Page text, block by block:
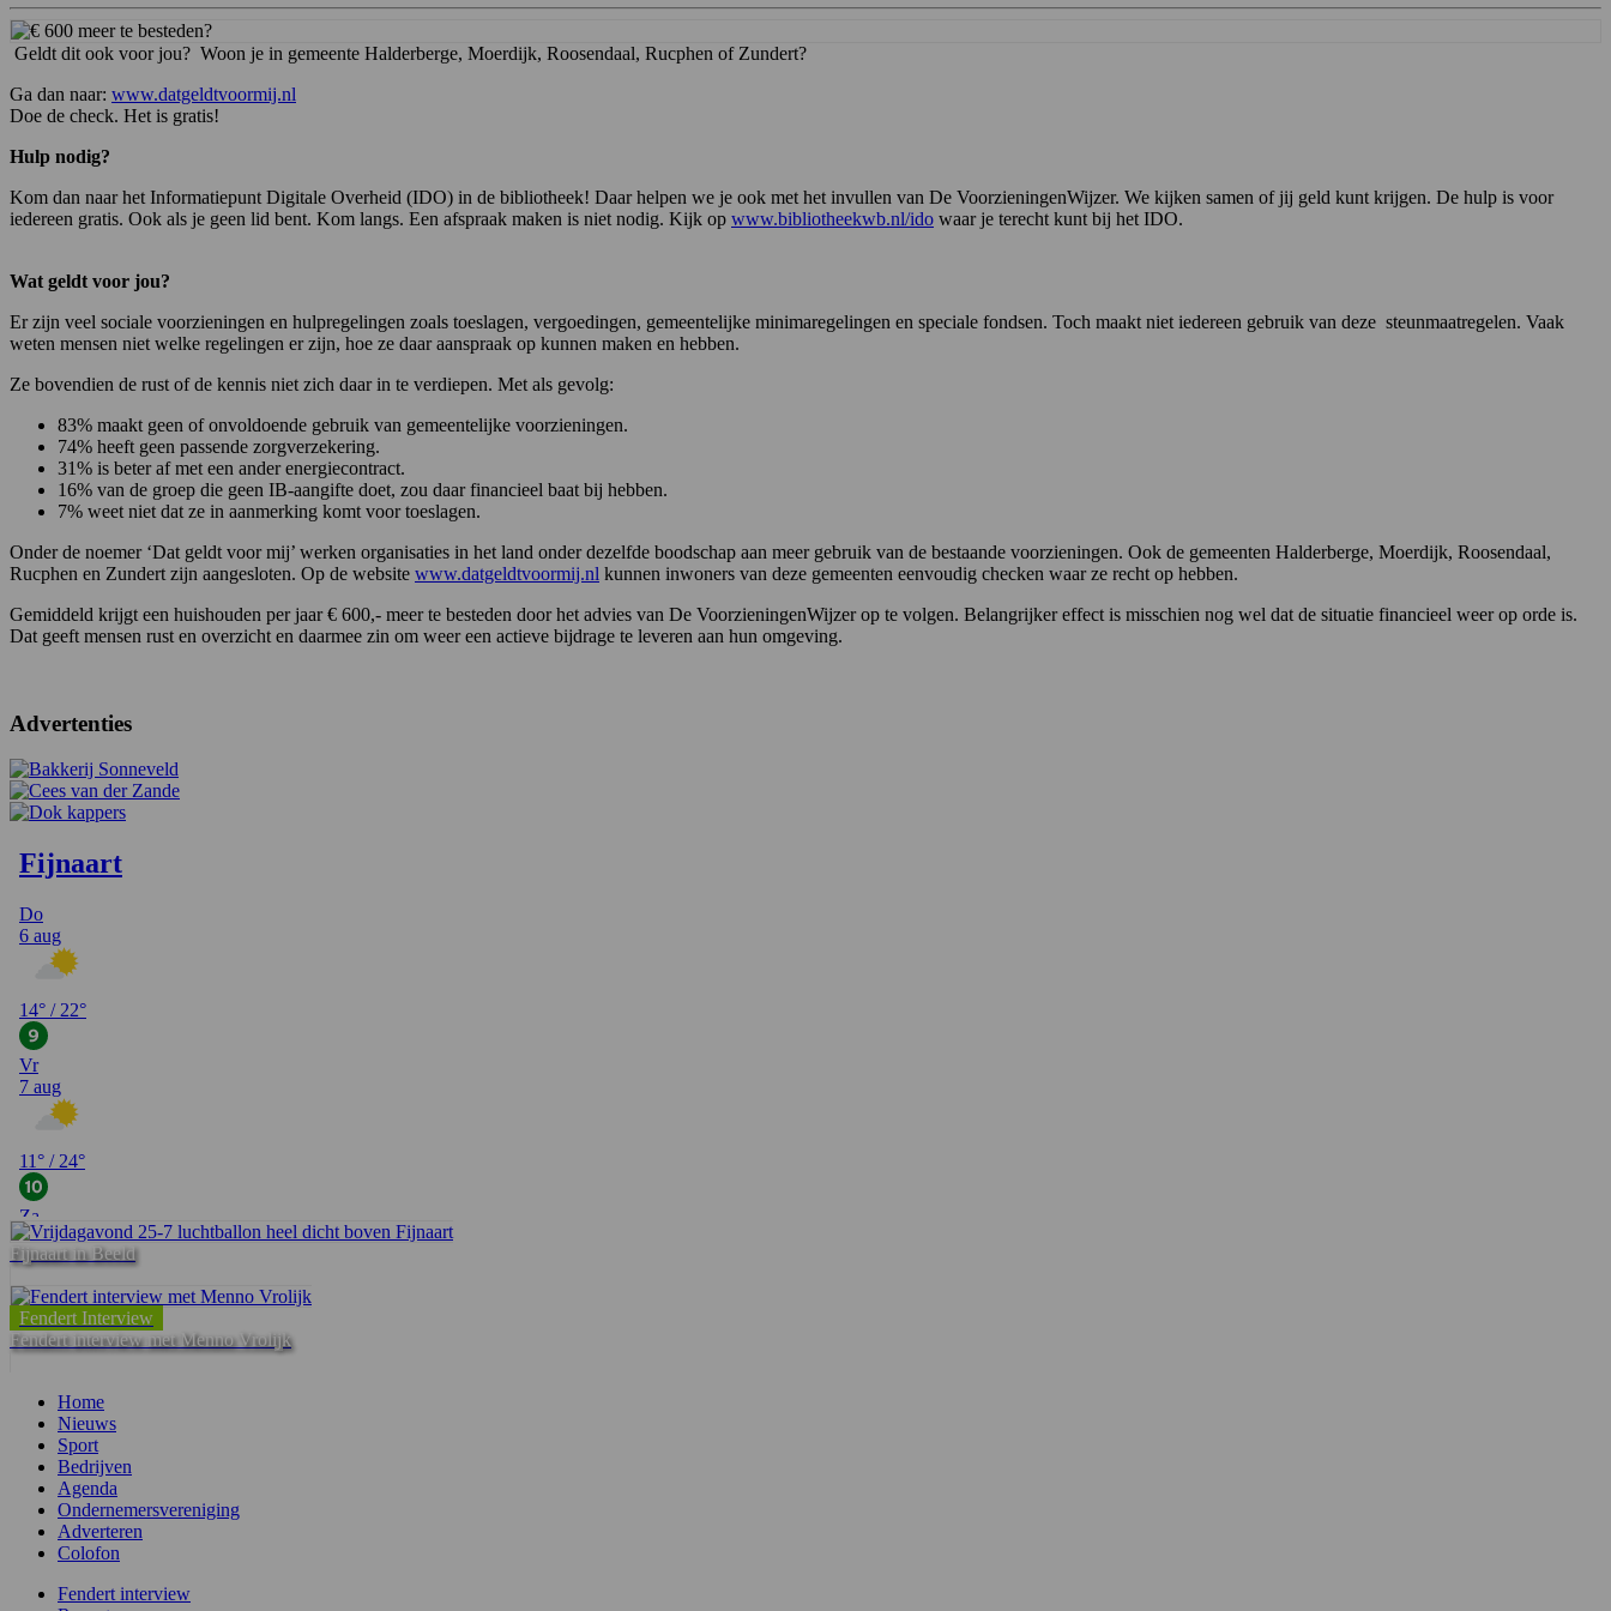
Geldt dit ook voor jou? Woon je in gemeente Halderberge, Moerdijk, Roosendaal, Rucphen of Zundert?
Ga dan naar: www.datgeldtvoormij.nl
Doe de check. Het is gratis!
Hulp nodig?
Kom dan naar het Informatiepunt Digitale Overheid (IDO) in de bibliotheek! Daar helpen we je ook met het invullen van De VoorzieningenWijzer. We kijken samen of jij geld kunt krijgen. De hulp is voor
iedereen gratis. Ook als je geen lid bent. Kom langs. Een afspraak maken is niet nodig. Kijk op www.bibliotheekwb.nl/ido waar je terecht kunt bij het IDO.
Wat geldt voor jou?
Er zijn veel sociale voorzieningen en hulpregelingen zoals toeslagen, vergoedingen, gemeentelijke minimaregelingen en speciale fondsen. Toch maakt niet iedereen gebruik van deze steunmaatregelen. Vaak
weten mensen niet welke regelingen er zijn, hoe ze daar aanspraak op kunnen maken en hebben.
Ze bovendien de rust of de kennis niet zich daar in te verdiepen. Met als gevolg:
83% maakt geen of onvoldoende gebruik van gemeentelijke voorzieningen.
74% heeft geen passende zorgverzekering.
31% is beter af met een ander energiecontract.
16% van de groep die geen IB-aangifte doet, zou daar financieel baat bij hebben.
7% weet niet dat ze in aanmerking komt voor toeslagen.
Onder de noemer ‘Dat geldt voor mij’ werken organisaties in het land onder dezelfde boodschap aan meer gebruik van de bestaande voorzieningen. Ook de gemeenten Halderberge, Moerdijk, Roosendaal,
Rucphen en Zundert zijn aangesloten. Op de website www.datgeldtvoormij.nl kunnen inwoners van deze gemeenten eenvoudig checken waar ze recht op hebben.
Gemiddeld krijgt een huishouden per jaar € 600,- meer te besteden door het advies van De VoorzieningenWijzer op te volgen. Belangrijker effect is misschien nog wel dat de situatie financieel weer op orde is.
Dat geeft mensen rust en overzicht en daarmee zin om weer een actieve bijdrage te leveren aan hun omgeving.
Advertenties
Fijnaart in Beeld
Fendert Interview
Fendert interview met Menno Vrolijk
Home
Nieuws
Sport
Bedrijven
Agenda
Ondernemersvereniging
Adverteren
Colofon
Fendert interview